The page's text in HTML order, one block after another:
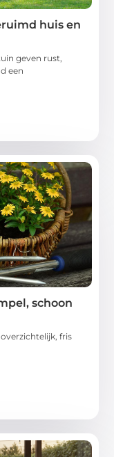
huis en
geven rust,
een
schoon
fris